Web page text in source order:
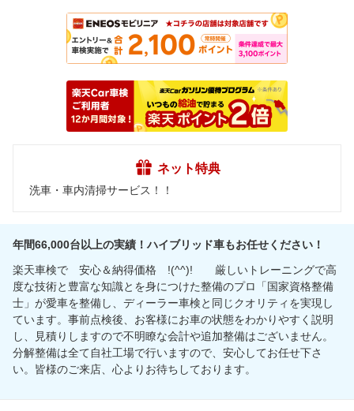
ネット特典
洗車・車内清掃サービス！！
年間66,000台以上の実績！ハイブリッド車もお任せください！
楽天車検で 安心＆納得価格 !(^^)! 厳しいトレーニングで高
度な技術と豊富な知識とを身につけた整備のプロ「国家資格整備
士」が愛車を整備し、ディーラー車検と同じクオリティを実現し
ています。事前点検後、お客様にお車の状態をわかりやすく説明
し、見積りしますので不明瞭な会計や追加整備はございません。
分解整備は全て自社工場で行いますので、安心してお任せ下さ
い。皆様のご来店、心よりお待ちしております。